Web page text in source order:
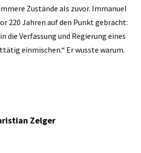
Zustände als zuvor. Immanuel
220 Jahren auf den Punkt gebracht:
die Verfassung und Regierung eines
einmischen.“ Er wusste warum.
Zelger